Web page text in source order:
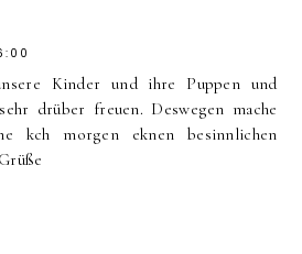
Kinder und ihre Puppen und
drüber freuen. Deswegen mache
kch morgen eknen besinnlichen